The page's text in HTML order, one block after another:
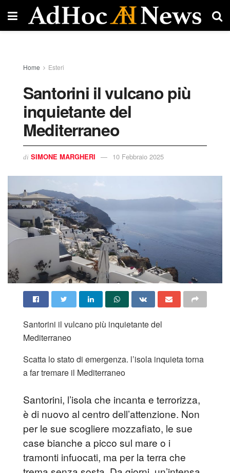
Home Esteri
Santorini il vulcano più
inquietante del
Mediterraneo
di SIMONE MARGHERI 10 Febbraio 2025
Santorini il vulcano più inquietante del
Mediterraneo
Scatta lo stato di emergenza. l’isola inquieta torna
a far tremare il Mediterraneo
Santorini, l’isola che incanta e terrorizza,
è di nuovo al centro dell’attenzione. Non
per le sue scogliere mozzafiato, le sue
case bianche a picco sul mare o i
tramonti infuocati, ma per la terra che